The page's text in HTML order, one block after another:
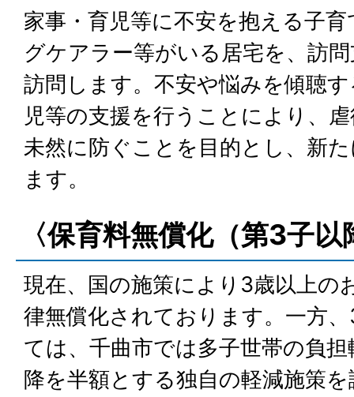
家事・育児等に不安を抱える子
グケアラー等がいる居宅を、訪
訪問します。不安や悩みを傾聴
児等の支援を行うことにより、
未然に防ぐことを目的とし、新
ます。
〈保育料無償化（第3子以
現在、国の施策により3歳以上の
律無償化されております。一方
ては、千曲市では多子世帯の負
降を半額とする独自の軽減施策